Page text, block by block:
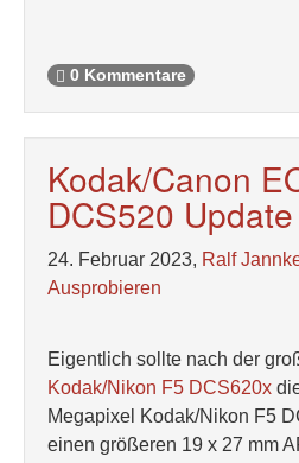
0 Kommentare
Kodak/Canon
DCS520
24. Februar 2023, Ralf
Ausprobieren
Eigentlich sollte nach der
Kodak/Nikon F5 DCS620x
Megapixel Kodak/Nikon F5
einen größeren 19 x 27 mm